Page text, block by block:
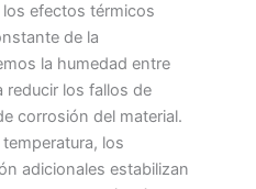
efectos térmicos
de la
la humedad entre
reducir los fallos de
corrosión del material.
los
adicionales estabilizan